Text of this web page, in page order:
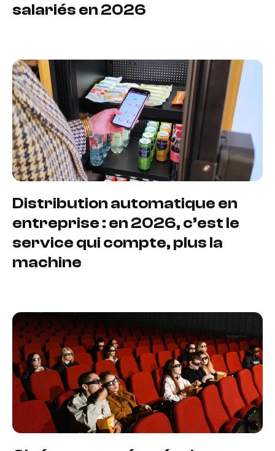
salariés en 2026
Distribution automatique en
entreprise : en 2026, c’est le
service qui compte, plus la
machine